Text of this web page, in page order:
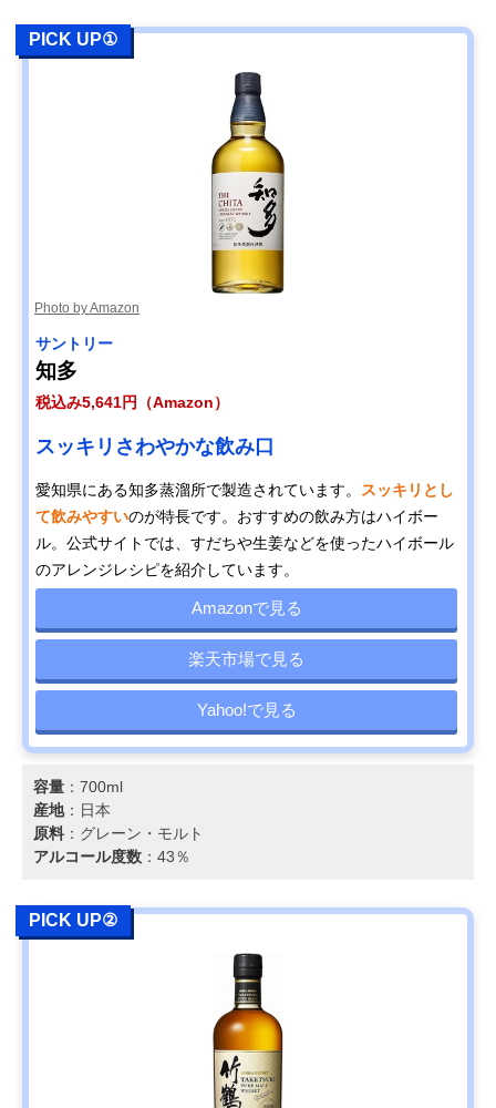
PICK UP①
Photo by Amazon
サントリー
知多
税込み5,641円（Amazon）
スッキリさわやかな飲み口
愛知県にある知多蒸溜所で製造されています。
スッキリとし
て飲みやすいのが特長です。おすすめの飲み方はハイボー
ル。公式サイトでは、すだちや生姜などを使ったハイボール
のアレンジレシピを紹介しています。
Amazonで見る
楽天市場で見る
Yahoo!で見る
容量 ：700ml
産地：日本
原料 ：グレーン・モルト
アルコール度数 ：43％
PICK UP②